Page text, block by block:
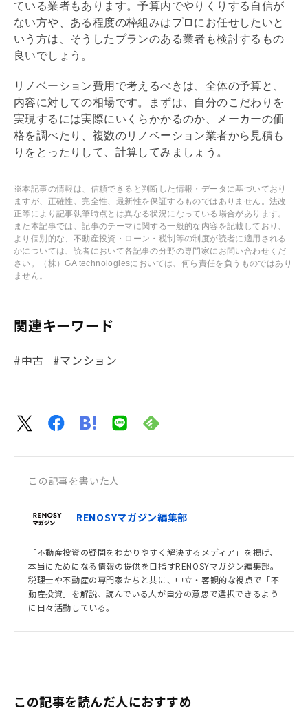
ている業者もあります。予算内でやりくりする自信が
ない方や、ある程度の枠組みはプロにお任せしたいと
いう方は、そうしたプランのある業者も検討するもの
良いでしょう。
リノベーション費用で考えるべきは、全体の予算と、
内容に対しての相場です。まずは、自分のこだわりを
実現するには実際にいくらかかるのか、メーカーの価
格を調べたり、複数のリノベーション業者から見積も
りをとったりして、計算してみましょう。
※本記事の情報は、信頼できると判断した情報・データに基づいており
ますが、正確性、完全性、最新性を保証するものではありません。法改
正等により記事執筆時点とは異なる状況になっている場合があります。
また本記事では、記事のテーマに関する一般的な内容を記載しており、
より個別的な、不動産投資・ローン・税制等の制度が読者に適用される
かについては、読者において各記事の分野の専門家にお問い合わせくだ
さい。（株）GA technologiesにおいては、何ら責任を負うものではあり
ません。
関連キーワード
#中古 #マンション
この記事を書いた人
RENOSYマガジン編集部
「不動産投資の疑問をわかりやすく解決するメディア」を掲げ、
本当にためになる情報の提供を目指すRENOSYマガジン編集部。
税理士や不動産の専門家たちと共に、中立・客観的な視点で「不
動産投資」を解説、読んでいる人が自分の意思で選択できるよう
に日々活動している。
この記事を読んだ人におすすめ